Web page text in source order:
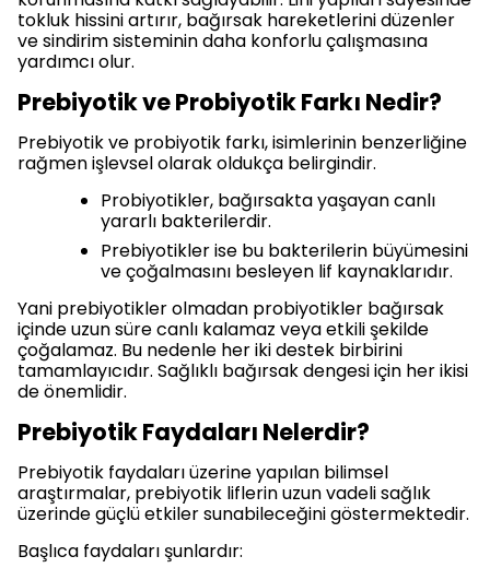
tokluk hissini artırır, bağırsak hareketlerini düzenler
ve sindirim sisteminin daha konforlu çalışmasına
yardımcı olur.
Prebiyotik ve Probiyotik Farkı Nedir?
Prebiyotik ve probiyotik farkı, isimlerinin benzerliğine
rağmen işlevsel olarak oldukça belirgindir.
Probiyotikler, bağırsakta yaşayan canlı
yararlı bakterilerdir.
Prebiyotikler ise bu bakterilerin büyümesini
ve çoğalmasını besleyen lif kaynaklarıdır.
Yani prebiyotikler olmadan probiyotikler bağırsak
içinde uzun süre canlı kalamaz veya etkili şekilde
çoğalamaz. Bu nedenle her iki destek birbirini
tamamlayıcıdır. Sağlıklı bağırsak dengesi için her ikisi
de önemlidir.
Prebiyotik Faydaları Nelerdir?
Prebiyotik faydaları üzerine yapılan bilimsel
araştırmalar, prebiyotik liflerin uzun vadeli sağlık
üzerinde güçlü etkiler sunabileceğini göstermektedir.
Başlıca faydaları şunlardır: